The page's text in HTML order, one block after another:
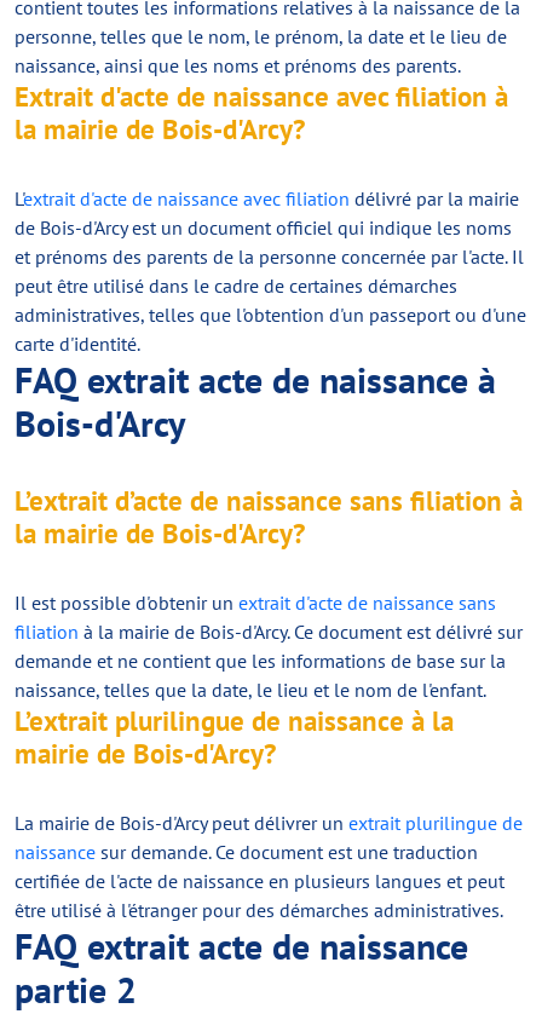
contient toutes les informations relatives à la naissance de la
personne, telles que le nom, le prénom, la date et le lieu de
naissance, ainsi que les noms et prénoms des parents.
Extrait d'acte de naissance avec filiation à
la mairie de Bois-d'Arcy?
L'extrait d'acte de naissance avec filiation délivré par la mairie
de Bois-d'Arcy est un document officiel qui indique les noms
et prénoms des parents de la personne concernée par l'acte. Il
peut être utilisé dans le cadre de certaines démarches
administratives, telles que l'obtention d'un passeport ou d'une
carte d'identité.
FAQ extrait acte de naissance à
Bois-d'Arcy
L’extrait d’acte de naissance sans filiation à
la mairie de Bois-d'Arcy?
Il est possible d'obtenir un extrait d'acte de naissance sans
filiation à la mairie de Bois-d'Arcy. Ce document est délivré sur
demande et ne contient que les informations de base sur la
naissance, telles que la date, le lieu et le nom de l'enfant.
L’extrait plurilingue de naissance à la
mairie de Bois-d'Arcy?
La mairie de Bois-d'Arcy peut délivrer un extrait plurilingue de
naissance sur demande. Ce document est une traduction
certifiée de l'acte de naissance en plusieurs langues et peut
être utilisé à l'étranger pour des démarches administratives.
FAQ extrait acte de naissance
partie 2